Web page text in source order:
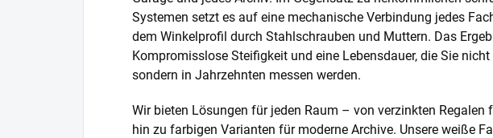
Systemen setzt es auf eine mechanische Verbindung jedes
dem Winkelprofil durch Stahlschrauben und Muttern. Das
Kompromisslose Steifigkeit und eine Lebensdauer, die Sie
sondern in Jahrzehnten messen werden.
Wir bieten Lösungen für jeden Raum – von verzinkten Regalen
hin zu farbigen Varianten für moderne Archive. Unsere weiße